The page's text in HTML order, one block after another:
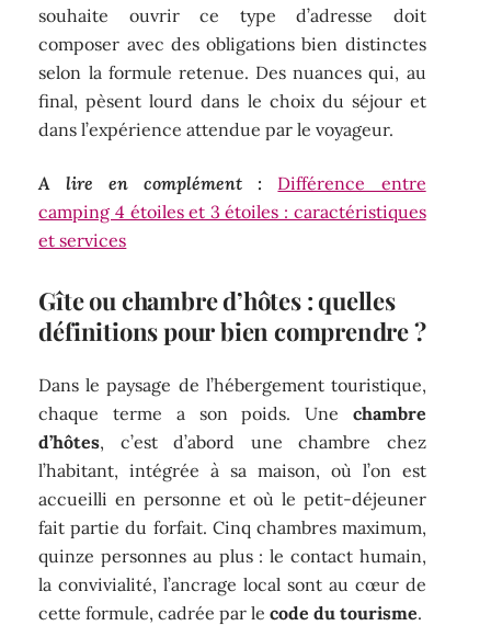
souhaite ouvrir ce type d’adresse doit
composer avec des obligations bien distinctes
selon la formule retenue. Des nuances qui, au
final, pèsent lourd dans le choix du séjour et
dans l’expérience attendue par le voyageur.
A lire en complément :
Différence entre
camping 4 étoiles et 3 étoiles : caractéristiques
et services
Gîte ou chambre d’hôtes : quelles
définitions pour bien comprendre ?
Dans le paysage de l’hébergement touristique,
chaque terme a son poids. Une chambre
d’hôtes, c’est d’abord une chambre chez
l’habitant, intégrée à sa maison, où l’on est
accueilli en personne et où le petit-déjeuner
fait partie du forfait. Cinq chambres maximum,
quinze personnes au plus : le contact humain,
la convivialité, l’ancrage local sont au cœur de
cette formule, cadrée par lecode du tourisme.